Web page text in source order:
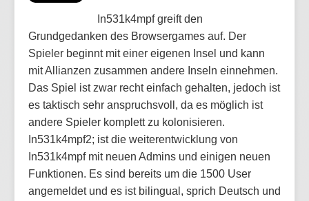
In531k4mpf greift den
Grundgedanken des Browsergames auf. Der
Spieler beginnt mit einer eigenen Insel und kann
mit Allianzen zusammen andere Inseln einnehmen.
Das Spiel ist zwar recht einfach gehalten, jedoch ist
es taktisch sehr anspruchsvoll, da es möglich ist
andere Spieler komplett zu kolonisieren.
In531k4mpf2; ist die weiterentwicklung von
In531k4mpf mit neuen Admins und einigen neuen
Funktionen. Es sind bereits um die 1500 User
angemeldet und es ist bilingual, sprich Deutsch und